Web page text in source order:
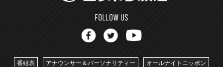
番組表 アナウンサー＆パーソナリティー オールナイトニッポン